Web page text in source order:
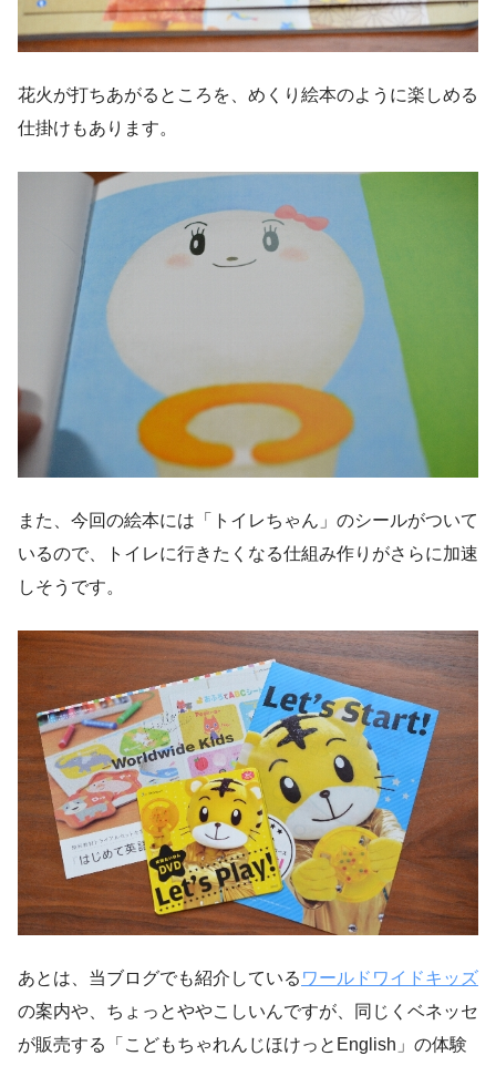
花火が打ちあがるところを、めくり絵本のように楽しめる
仕掛けもあります。
また、今回の絵本には「トイレちゃん」のシールがついて
いるので、トイレに行きたくなる仕組み作りがさらに加速
しそうです。
あとは、当ブログでも紹介している ワールドワイドキッズ
の案内や、ちょっとややこしいんですが、同じくベネッセ
が販売する「こどもちゃれんじほけっとEnglish」の体験